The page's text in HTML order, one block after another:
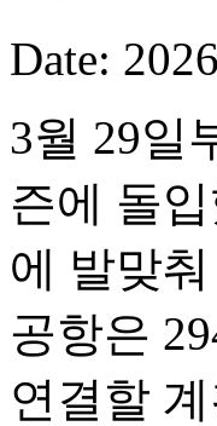
Date:
3월 29일
즌에 돌
에 발맞
공항은
연결할